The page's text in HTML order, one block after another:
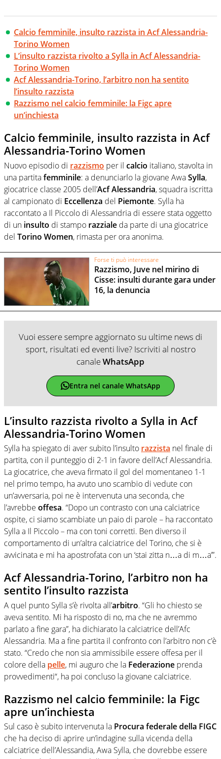
Calcio femminile, insulto razzista in Acf Alessandria-
Torino Women
L’insulto razzista rivolto a Sylla in Acf Alessandria-
Torino Women
Acf Alessandria-Torino, l’arbitro non ha sentito
l’insulto razzista
Razzismo nel calcio femminile: la Figc apre
un’inchiesta
Calcio femminile, insulto razzista in Acf
Alessandria-Torino Women
Nuovo episodio di razzismo per il calcio italiano, stavolta in
una partitafemminile: a denunciarlo la giovane AwaSylla,
giocatrice classe 2005 dell’Acf Alessandria, squadra iscritta
al campionato di Eccellenza del Piemonte. Sylla ha
raccontato a Il Piccolo di Alessandria di essere stata oggetto
di un insulto di stampo razziale da parte di una giocatrice
del Torino Women, rimasta per ora anonima.
Forse ti può interessare
Razzismo, Juve nel mirino di
Cisse: insulti durante gara under
16, la denuncia
Vuoi essere sempre aggiornato su ultime news di
sport, risultati ed eventi live? Iscriviti al nostro
canaleWhatsApp
Entra nel canale WhatsApp
L’insulto razzista rivolto a Sylla in Acf
Alessandria-Torino Women
Sylla ha spiegato di aver subito l’insulto razzista nel finale di
partita, con il punteggio di 2-1 in favore dell’Acf Alessandria.
La giocatrice, che aveva firmato il gol del momentaneo 1-1
nel primo tempo, ha avuto uno scambio di vedute con
un’avversaria, poi ne è intervenuta una seconda, che
l’avrebbe offesa. “Dopo un contrasto con una calciatrice
ospite, ci siamo scambiate un paio di parole – ha raccontato
Sylla a Il Piccolo – ma con toni corretti. Ben diverso il
comportamento di un’altra calciatrice del Torino, che si è
avvicinata e mi ha apostrofata con un ‘stai zitta n…a di m…a’”.
Acf Alessandria-Torino, l’arbitro non ha
sentito l’insulto razzista
A quel punto Sylla s’è rivolta all’arbitro. “Gli ho chiesto se
aveva sentito. Mi ha risposto di no, ma che ne avremmo
parlato a fine gara”, ha dichiarato la calciatrice dell’Afc
Alessandria. Ma a fine partita il confronto con l’arbitro non c’è
stato. “Credo che non sia ammissibile essere offesa per il
colore della pelle, mi auguro che la Federazione prenda
provvedimenti“, ha poi concluso la giovane calciatrice.
Razzismo nel calcio femminile: la Figc
apre un’inchiesta
Sul caso è subito intervenuta la Procura federale della FIGC
che ha deciso di aprire un’indagine sulla vicenda della
calciatrice dell’Alessandia, Awa Sylla, che dovrebbe essere